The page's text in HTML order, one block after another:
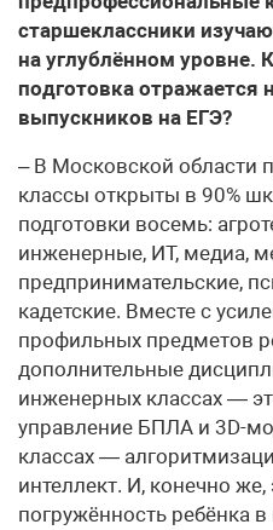
старшеклассники
на углублённом уровне.
подготовка отражается
выпускников на ЕГЭ?
– В Московской области
классы открыты в 90%
подготовки восемь:
инженерные, ИТ, медиа,
предпринимательские,
кадетские. Вместе с
профильных предметов
дополнительные
инженерных классах —
управление БПЛА и 3D-
классах —
интеллект. И, конечно
погружённость ребёнка